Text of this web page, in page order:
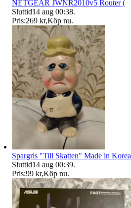
NETGEAR JWNR2010v5 Router (
Sluttid14 aug 00:38.
Pris:269 kr,Köp nu.
Spargris "Till Skatten" Made in Korea
Sluttid14 aug 00:39.
Pris:99 kr,Köp nu.